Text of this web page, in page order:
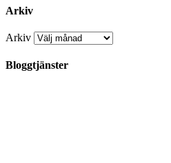
Arkiv
Arkiv
Bloggtjänster